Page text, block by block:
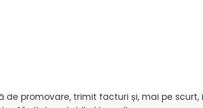
un job part time, destinat amatorilor. A
ciudat, trebuie să știi că și fotografii
evenimente, fotografii de nuntă
promovare, trimit facturi și, mai pe